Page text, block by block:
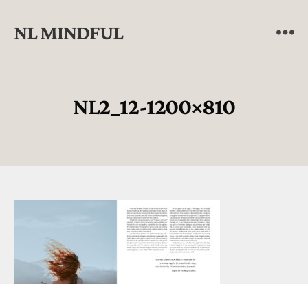
NL MINDFUL
NL2_12-1200×810